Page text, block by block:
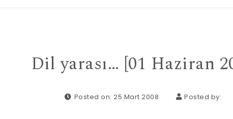
Dil yarası… [01 Haziran
Posted on: 25 Mart 2008 Posted by: